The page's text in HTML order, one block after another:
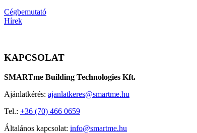
Cégbemutató
Hírek
KAPCSOLAT
SMARTme Building Technologies Kft.
Ajánlatkérés: ajanlatkeres@smartme.hu
Tel.: +36 (70) 466 0659
Általános kapcsolat: info@smartme.hu